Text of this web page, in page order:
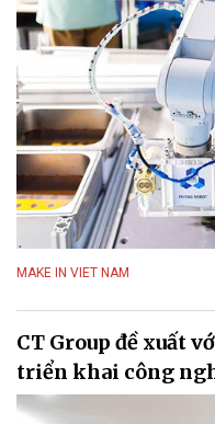
MAKE IN VIET NAM
CT Group đề xuất
triển khai công